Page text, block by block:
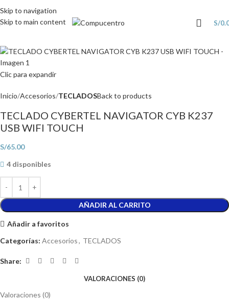
Skip to navigation
Skip to main content
S/
Clic para expandir
Inicio Accesorios TECLADOSBack to products
TECLADO CYBERTEL NAVIGATOR CYB K237
USB WIFI TOUCH
S/65.00
4 disponibles
AÑADIR AL CARRITO
Añadir a favoritos
Categorías: Accesorios, TECLADOS
Share:
VALORACIONES (0)
Valoraciones (0)